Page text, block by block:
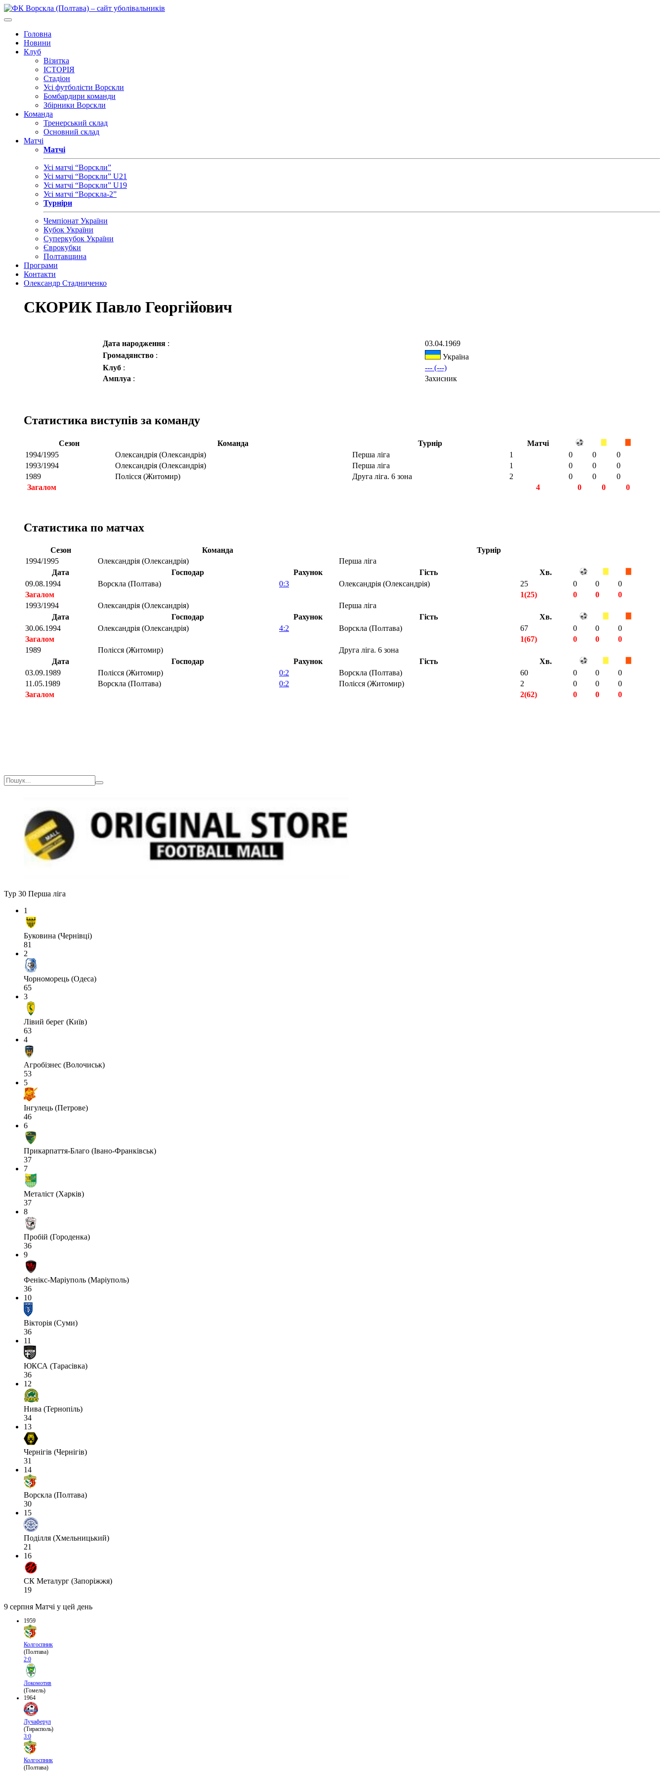
Головна
Новини
Клуб
Візитка
ІСТОРІЯ
Стадіон
Усі футболісти Ворскли
Бомбардири команди
Збірники Ворскли
Команда
Тренерський склад
Основний склад
Матчі
Матчі
Усі матчі “Ворскли”
Усі матчі “Ворскли” U21
Усі матчі “Ворскли” U19
Усі матчі “Ворскла-2”
Турніри
Чемпіонат України
Кубок України
Суперкубок України
Єврокубки
Полтавщина
Програми
Контакти
Олександр Стадниченко
СКОРИК Павло Георгійович
Дата народження :
03.04.1969
Громадянство :
Україна
Клуб :
--- (---)
Амплуа : Захисник
Статистика виступів за команду
Сезон Команда Турнір
Матчі
1994/1995
Олександрія (Олександрія) Перша ліга 1 0 0
0
1993/1994
Олександрія (Олександрія) Перша ліга 1 0 0
0
1989
Полісся (Житомир) Друга ліга. 6 зона 2 0 0
0
Загалом
4 0 0 0
Статистика по матчах
Сезон Команда
Турнір
1994/1995
Олександрія (Олександрія)
Перша ліга
Дата
Господар Рахунок Гість
Хв.
09.08.1994
Ворскла (Полтава) 0:3 Олександрія (Олександрія) 25 0 0
0
Загалом
1(25) 0 0
0
1993/1994
Олександрія (Олександрія)
Перша ліга
Дата
Господар Рахунок Гість
Хв.
30.06.1994
Олександрія (Олександрія) 4:2 Ворскла (Полтава) 67 0 0
0
Загалом
1(67) 0 0
0
1989
Полісся (Житомир)
Друга ліга. 6 зона
Дата
Господар Рахунок Гість
Хв.
03.09.1989
Полісся (Житомир) 0:2 Ворскла (Полтава) 60 0 0
0
11.05.1989
Ворскла (Полтава) 0:2 Полісся (Житомир) 2 0 0
0
Загалом
2(62) 0 0
0
Тур 30 Перша ліга
1
Буковина (Чернівці)
81
2
Чорноморець (Одеса)
65
3
Лівий берег (Київ)
63
4
Агробізнес (Волочиськ)
53
5
Інгулець (Петрове)
46
6
Прикарпаття-Благо (Івано-Франківськ)
37
7
Металіст (Харків)
37
8
Пробій (Городенка)
36
9
Фенікс-Маріуполь (Маріуполь)
36
10
Вікторія (Суми)
36
11
ЮКСА (Тарасівка)
36
12
Нива (Тернопіль)
34
13
Чернігів (Чернігів)
31
14
Ворскла (Полтава)
30
15
Поділля (Хмельницький)
21
16
СК Металург (Запоріжжя)
19
9 серпня Матчі у цей день
1959
Колгоспник
(Полтава)
2:0
Локомотив
(Гомель)
1964
Лучаферул
(Тирасполь)
3:0
Колгоспник
(Полтава)